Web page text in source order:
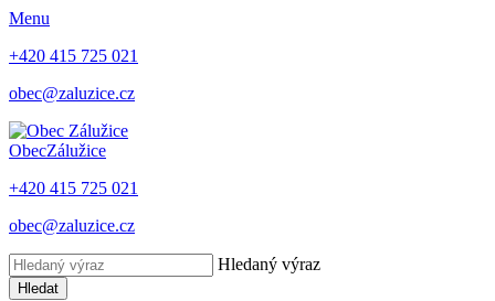
Menu
+420 415 725 021
obec@zaluzice.cz
ObecZálužice
+420 415 725 021
obec@zaluzice.cz
Hledaný výraz
Hledat